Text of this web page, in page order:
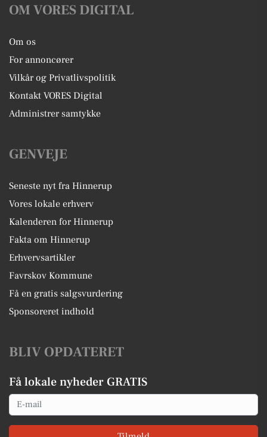
OM VORES DIGITAL
Om os
For annoncører
Vilkår og Privatlivspolitik
Kontakt VORES Digital
Administrer samtykke
GENVEJE
Seneste nyt fra Hinnerup
Vores lokale erhverv
Kalenderen for Hinnerup
Fakta om Hinnerup
Erhvervsartikler
Favrskov Kommune
Få en gratis salgsvurdering
Sponsoreret indhold
BLIV OPDATERET
Få lokale nyheder GRATIS
Email